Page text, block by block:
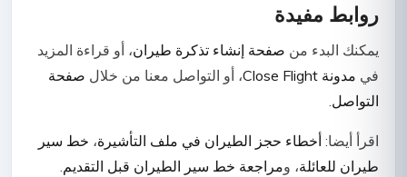
روابط مفيدة
يمكنك البدء من صفحة إنشاء تذكرة طيران، أو قراءة المزيد
في مدونة Close Flight ، أو التواصل معنا من خلال صفحة
التواصل.
اقرأ أيضا: أخطاء حجز الطيران في ملف التأشيرة، خط سير
طيران للعائلة، ومراجعة خط سير الطيران قبل التقديم.